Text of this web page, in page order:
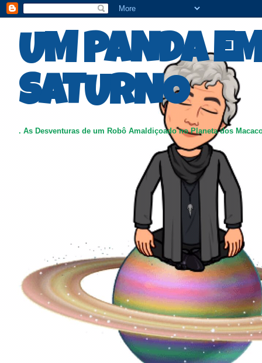
UM PANDA
SATURNO
. As Desventuras de um Robô Amaldiçoado no Planeta dos